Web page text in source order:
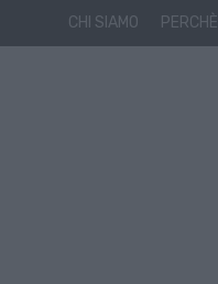
CHI SIAMO PERCHÈ